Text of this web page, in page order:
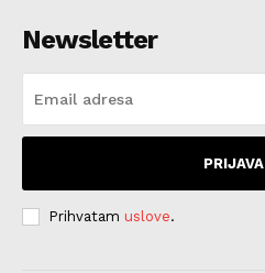
Newsletter
PRIJAVA
Prihvatam uslove.